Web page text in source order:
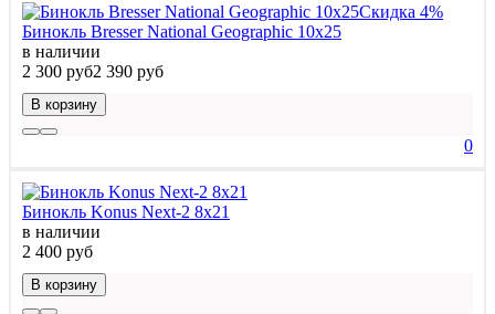
Скидка 4%
Бинокль Bresser National Geographic 10x25
в наличии
2 300 руб2 390 руб
В корзину
0
Бинокль Konus Next-2 8x21
в наличии
2 400 руб
В корзину